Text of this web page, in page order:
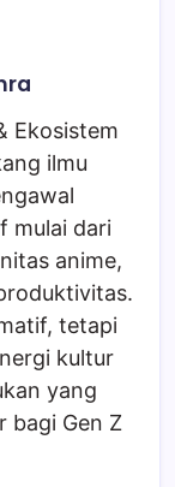
Ekosistem
ilmu
mulai dari
anime,
tetapi
kultur
yang
bagi Gen Z